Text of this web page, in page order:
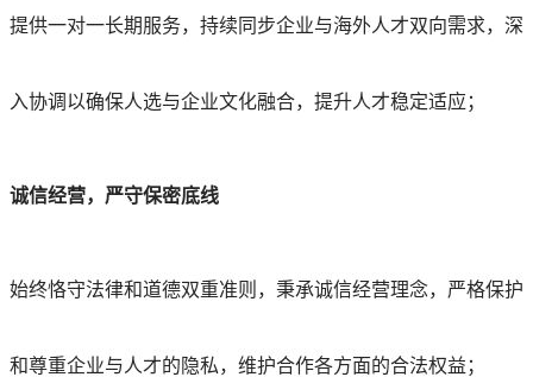
提供一对一长期服务，持续同步企业与海外人才双向需求，深
入协调以确保人选与企业文化融合，提升人才稳定适应；
诚信经营，严守保密底线
始终恪守法律和道德双重准则，秉承诚信经营理念，严格保护
和尊重企业与人才的隐私，维护合作各方面的合法权益；